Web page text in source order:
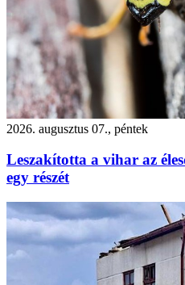
2026. augusztus 07., péntek
Leszakította a vihar az
egy részét